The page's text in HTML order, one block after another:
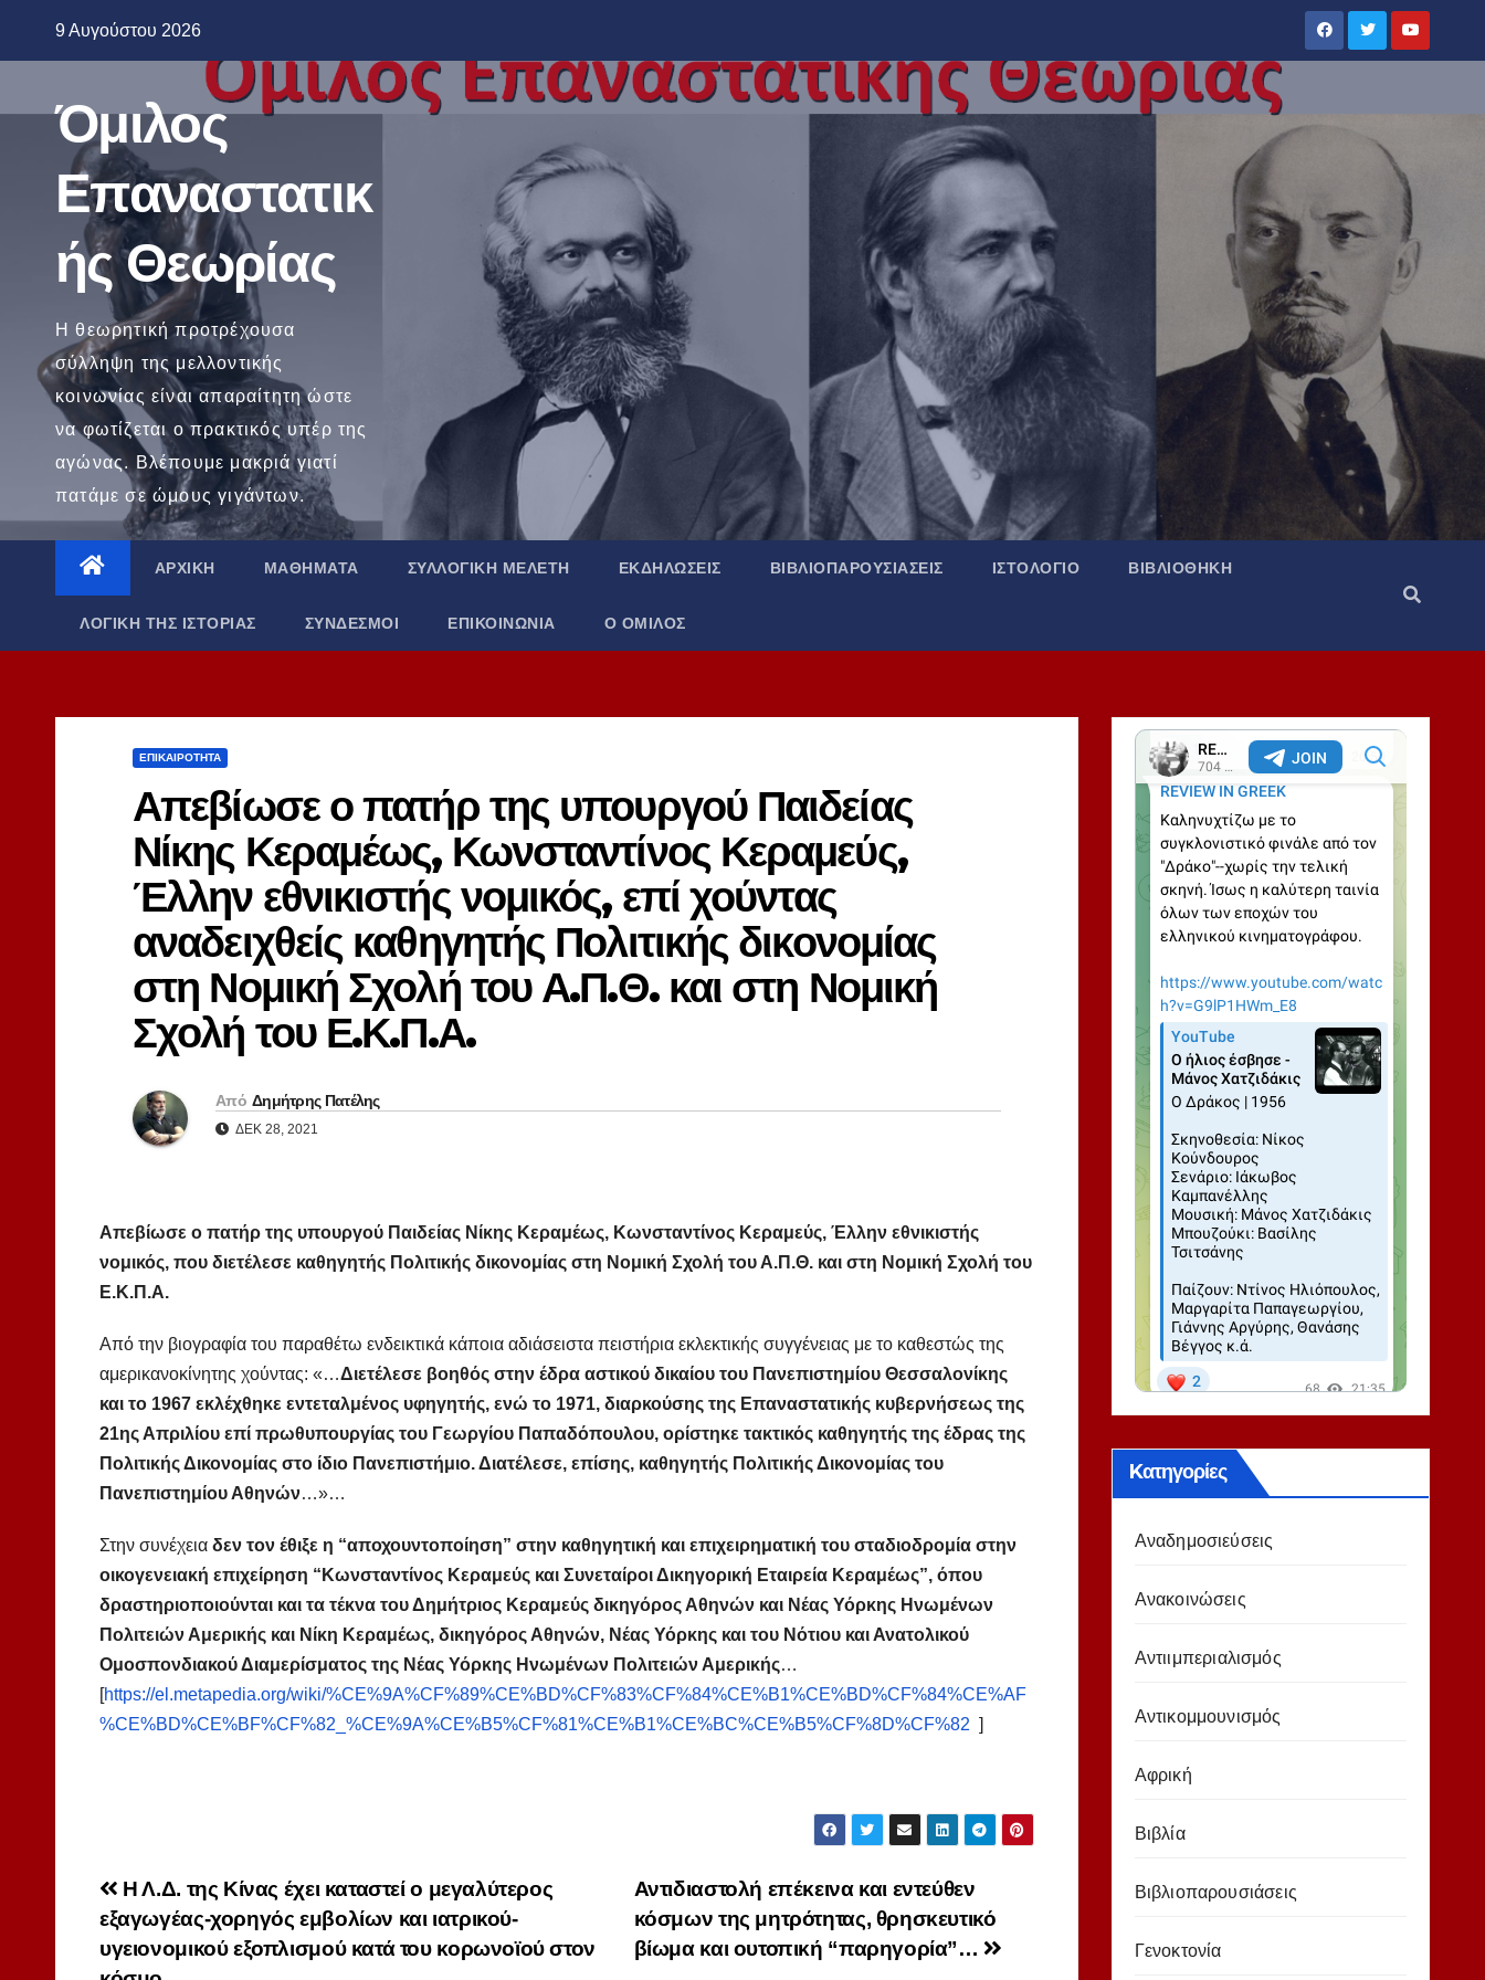
9 Αυγούστου 2026
Όμιλος
Επαναστατικ
ής Θεωρίας
Η θεωρητική προτρέχουσα
σύλληψη της μελλοντικής
κοινωνίας είναι απαραίτητη ώστε
να φωτίζεται ο πρακτικός υπέρ της
αγώνας. Βλέπουμε μακριά γιατί
πατάμε σε ώμους γιγάντων.
ΑΡΧΙΚΉ ΜΑΘΉΜΑΤΑ ΣΥΛΛΟΓΙΚΉ ΜΕΛΈΤΗ ΕΚΔΗΛΏΣΕΙΣ ΒΙΒΛΙΟΠΑΡΟΥΣΙΆΣΕΙΣ ΙΣΤΟΛΌΓΙΟ ΒΙΒΛΙΟΘΉΚΗ
ΛΟΓΙΚΉ ΤΗΣ ΙΣΤΟΡΊΑΣ ΣΎΝΔΕΣΜΟΙ ΕΠΙΚΟΙΝΩΝΊΑ Ο ΌΜΙΛΟΣ
ΕΠΙΚΑΙΡΌΤΗΤΑ
Απεβίωσε ο πατήρ της υπουργού Παιδείας
Νίκης Κεραμέως, Κωνσταντίνος Κεραμεύς,
Έλλην εθνικιστής νομικός, επί χούντας
αναδειχθείς καθηγητής Πολιτικής δικονομίας
στη Νομική Σχολή του Α.Π.Θ. και στη Νομική
Σχολή του Ε.Κ.Π.Α.
Από Δημήτρης Πατέλης
ΔΕΚ 28, 2021
Απεβίωσε ο πατήρ της υπουργού Παιδείας Νίκης Κεραμέως, Κωνσταντίνος Κεραμεύς, Έλλην εθνικιστής
νομικός, που διετέλεσε καθηγητής Πολιτικής δικονομίας στη Νομική Σχολή του Α.Π.Θ. και στη Νομική Σχολή του
Ε.Κ.Π.Α.
Από την βιογραφία του παραθέτω ενδεικτικά κάποια αδιάσειστα πειστήρια εκλεκτικής συγγένειας με το καθεστώς της
αμερικανοκίνητης χούντας: «…Διετέλεσε βοηθός στην έδρα αστικού δικαίου του Πανεπιστημίου Θεσσαλονίκης
και το 1967 εκλέχθηκε εντεταλμένος υφηγητής, ενώ το 1971, διαρκούσης της Επαναστατικής κυβερνήσεως της
21ης Απριλίου επί πρωθυπουργίας του Γεωργίου Παπαδόπουλου, ορίστηκε τακτικός καθηγητής της έδρας της
Πολιτικής Δικονομίας στο ίδιο Πανεπιστήμιο. Διατέλεσε, επίσης, καθηγητής Πολιτικής Δικονομίας του
Πανεπιστημίου Αθηνών…»…
Στην συνέχεια δεν τον έθιξε η “αποχουντοποίηση” στην καθηγητική και επιχειρηματική του σταδιοδρομία στην
οικογενειακή επιχείρηση “Κωνσταντίνος Κεραμεύς και Συνεταίροι Δικηγορική Εταιρεία Κεραμέως”, όπου
δραστηριοποιούνται και τα τέκνα του Δημήτριος Κεραμεύς δικηγόρος Αθηνών και Νέας Υόρκης Ηνωμένων
Πολιτειών Αμερικής και Νίκη Κεραμέως, δικηγόρος Αθηνών, Νέας Υόρκης και του Νότιου και Ανατολικού
Ομοσπονδιακού Διαμερίσματος της Νέας Υόρκης Ηνωμένων Πολιτειών Αμερικής…
[https://el.metapedia.org/wiki/%CE%9A%CF%89%CE%BD%CF%83%CF%84%CE%B1%CE%BD%CF%84%CE%AF
%CE%BD%CE%BF%CF%82_%CE%9A%CE%B5%CF%81%CE%B1%CE%BC%CE%B5%CF%8D%CF%82 ]
Πλοήγηση
άρθρων
Αντιδιαστολή επέκεινα και εντεύθεν
κόσμων της μητρότητας, θρησκευτικό
βίωμα και ουτοπική “παρηγορία”…
Η Λ.Δ. της Κίνας έχει καταστεί ο μεγαλύτερος
εξαγωγέας-χορηγός εμβολίων και ιατρικού-
υγειονομικού εξοπλισμού κατά του κορωνοϊού στον
Kατηγορίες
Αναδημοσιεύσεις
Ανακοινώσεις
Αντιιμπεριαλισμός
Αντικομμουνισμός
Αφρική
Βιβλία
Βιβλιοπαρουσιάσεις
Γενοκτονία